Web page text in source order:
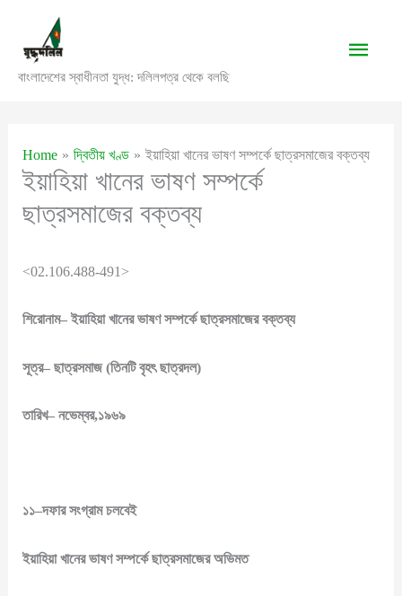
content
বাংলাদেশের স্বাধীনতা যুদ্ধ: দলিলপত্র থেকে বলছি
Main
Home দ্বিতীয় খণ্ড ইয়াহিয়া খানের ভাষণ সম্পর্কে ছাত্রসমাজের বক্তব্য
ইয়াহিয়া খানের ভাষণ সম্পর্কে
ছাত্রসমাজের বক্তব্য
<02.106.488-491>
শিরোনাম–ইয়াহিয়া খানের ভাষণ সম্পর্কে ছাত্রসমাজের বক্তব্য
সূত্র–ছাত্রসমাজ(তিনটি বৃহৎ ছাত্রদল)
তারিখ–নভেম্বর,১৯৬৯
১১–দফার সংগ্রাম চলবেই
ইয়াহিয়া খানের ভাষণ সম্পর্কে ছাত্রসমাজের অভিমত